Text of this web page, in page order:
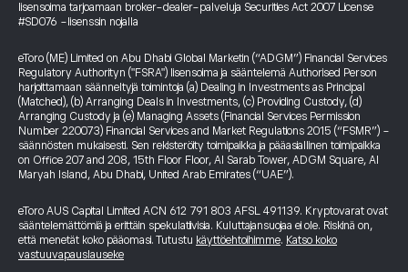
lisensoima tarjoamaan broker-dealer-palveluja Securities Act 2007 License
#SD076 -lisenssin nojalla
eToro (ME) Limited on Abu Dhabi Global Marketin (“ADGM”) Financial Services
Regulatory Authorityn ("FSRA") lisensoima ja sääntelemä Authorised Person
harjoittamaan säänneltyjä toimintoja (a) Dealing in Investments as Principal
(Matched), (b) Arranging Deals in Investments, (c) Providing Custody, (d)
Arranging Custody ja (e) Managing Assets (Financial Services Permission
Number 220073) Financial Services and Market Regulations 2015 (“FSMR”) -
säännösten mukaisesti. Sen rekisteröity toimipaikka ja pääasiallinen toimipaikka
on Office 207 and 208, 15th Floor Floor, Al Sarab Tower, ADGM Square, Al
Maryah Island, Abu Dhabi, United Arab Emirates (“UAE”).
eToro AUS Capital Limited ACN 612 791 803 AFSL 491139. Kryptovarat ovat
sääntelemättömiä ja erittäin spekulatiivisia. Kuluttajansuojaa ei ole. Riskinä on,
että menetät koko pääomasi. Tutustu käyttöehtoihimme. Katso koko
vastuuvapauslauseke